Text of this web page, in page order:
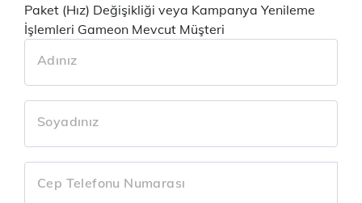
Paket (Hız) Değişikliği veya Kampanya Yenileme
İşlemleri Gameon Mevcut Müşteri
Adınız
Soyadınız
Cep Telefonu Numarası